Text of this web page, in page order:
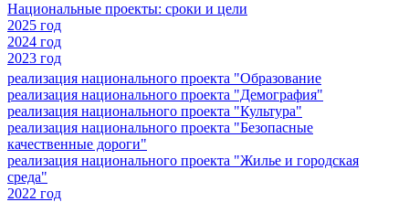
Национальные проекты: сроки и цели
2025 год
2024 год
2023 год
реализация национального проекта "Образование
реализация национального проекта "Демография"
реализация национального проекта "Культура"
реализация национального проекта "Безопасные
качественные дороги"
реализация национального проекта "Жилье и городская
среда"
2022 год